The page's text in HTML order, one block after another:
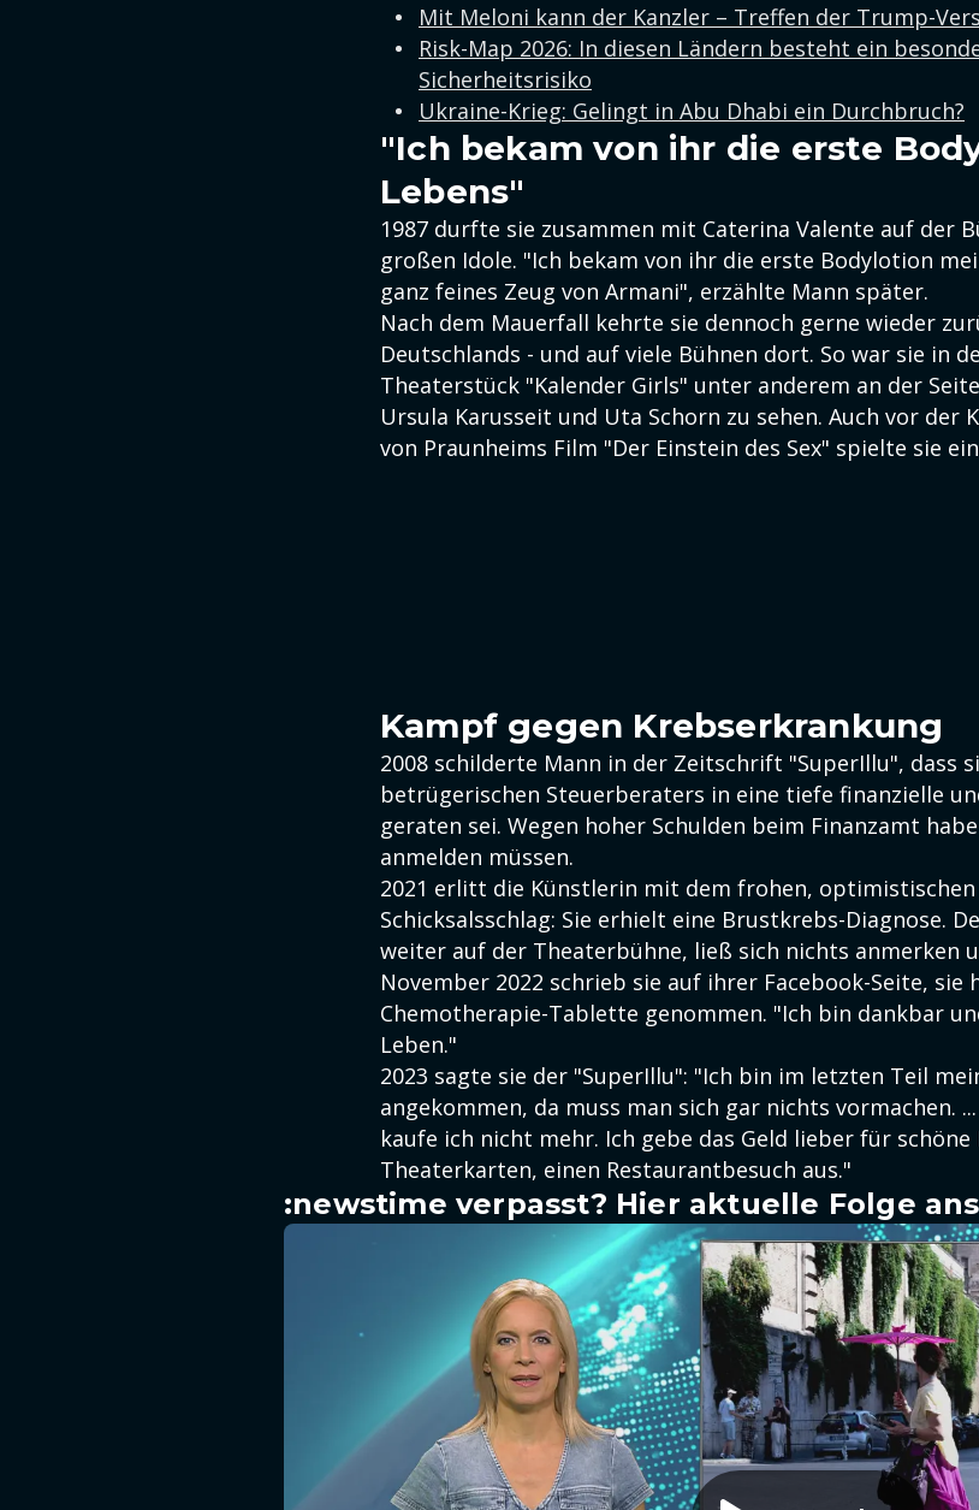
Mit Meloni kann der Kanzler – Treffen der Trump-
Risk-Map 2026: In diesen Ländern besteht ein
Sicherheitsrisiko
Ukraine-Krieg: Gelingt in Abu Dhabi ein Durchbruch?
"Ich bekam von ihr die erste
Lebens"
1987 durfte sie zusammen mit Caterina Valente auf der
großen Idole. "Ich bekam von ihr die erste Bodylotion
ganz feines Zeug von Armani", erzählte Mann später.
Nach dem Mauerfall kehrte sie dennoch gerne wieder
Deutschlands - und auf viele Bühnen dort. So war sie in
Theaterstück "Kalender Girls" unter anderem an der
Ursula Karusseit und Uta Schorn zu sehen. Auch vor der
von Praunheims Film "Der Einstein des Sex" spielte sie
Kampf gegen Krebserkrankung
2008 schilderte Mann in der Zeitschrift "SuperIllu", dass
betrügerischen Steuerberaters in eine tiefe finanzielle
geraten sei. Wegen hoher Schulden beim Finanzamt
anmelden müssen.
2021 erlitt die Künstlerin mit dem frohen, optimistischen
Schicksalsschlag: Sie erhielt eine Brustkrebs-Diagnose.
weiter auf der Theaterbühne, ließ sich nichts anmerken
November 2022 schrieb sie auf ihrer Facebook-Seite, sie
Chemotherapie-Tablette genommen. "Ich bin dankbar
Leben."
2023 sagte sie der "SuperIllu": "Ich bin im letzten Teil
angekommen, da muss man sich gar nichts vormachen.
kaufe ich nicht mehr. Ich gebe das Geld lieber für schöne
Theaterkarten, einen Restaurantbesuch aus."
:newstime verpasst? Hier aktuelle Folge